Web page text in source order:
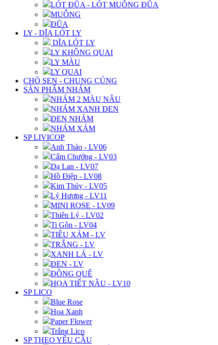
LÓT ĐŨA - LÓT MUỖNG ĐŨA
MUỖNG
ĐŨA
LY - DĨA LÓT LY
DĨA LÓT LY
LY KHÔNG QUAI
LY MÀU
LY QUAI
CHÒ SEN - CHUNG CÚNG
SẢN PHẨM NHÁM
NHÁM 2 MÀU NÂU
NHÁM XANH ĐEN
ĐEN NHÁM
NHÁM XÁM
SP LIVICOP
Anh Thảo - LV06
Cẩm Chướng - LV03
Dạ Lan - LV07
Hồ Điệp - LV08
Kim Thủy - LV05
Lý Hương - LV11
MINI ROSE - LV09
Thiên Lý - LV02
Ti Gôn - LV04
TIÊU XÁM - LV
TRẮNG - LV
XANH LÁ - LV
ĐEN - LV
ĐỒNG QUÊ
HỌA TIẾT NÂU - LV10
SP LICO
Blue Rose
Hoa Xanh
Paper Flower
Trắng Lico
SP THEO YÊU CẦU